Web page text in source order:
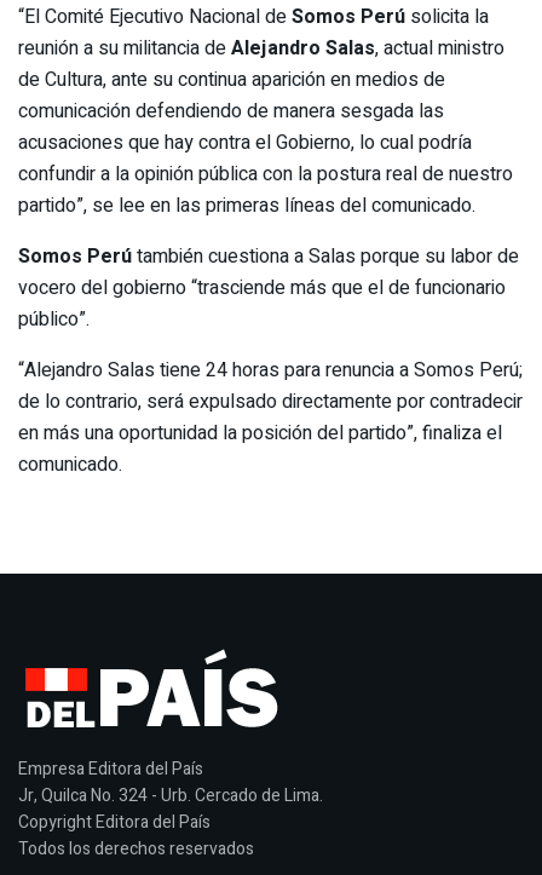
“El Comité Ejecutivo Nacional deSomos Perú solicita la
reunión a su militancia deAlejandro Salas, actual ministro
de Cultura, ante su continua aparición en medios de
comunicación defendiendo de manera sesgada las
acusaciones que hay contra el Gobierno, lo cual podría
confundir a la opinión pública con la postura real de nuestro
partido”, se lee en las primeras líneas del comunicado.
Somos Perútambién cuestiona a Salas porque su labor de
vocero del gobierno “trasciende más que el de funcionario
público”.
“Alejandro Salas tiene 24 horas para renuncia a Somos Perú;
de lo contrario, será expulsado directamente por contradecir
en más una oportunidad la posición del partido”, finaliza el
comunicado.
Empresa Editora del País
Jr, Quilca No. 324 - Urb. Cercado de Lima.
Copyright Editora del País
Todos los derechos reservados